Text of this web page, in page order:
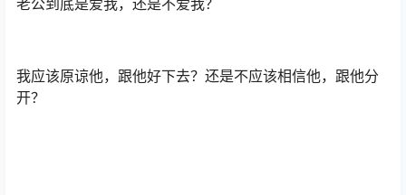
我应该原谅他，跟他好下去？还是不应该相信他，跟他分
开？